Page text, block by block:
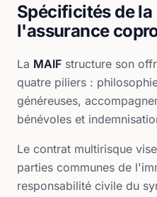
Spécificités de la
l'assurance
La MAIF structure son
quatre piliers :
généreuses,
bénévoles et
Le contrat multirisque
parties communes de
responsabilité civile du